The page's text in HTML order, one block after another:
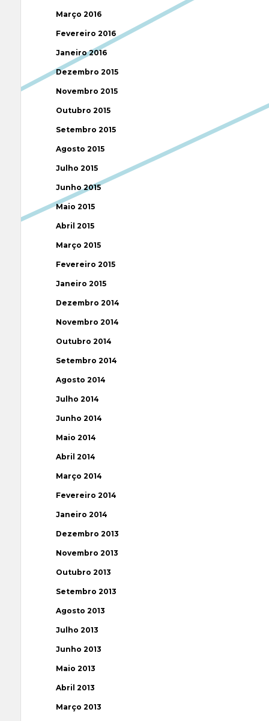
Março 2016
Fevereiro 2016
Janeiro 2016
Dezembro 2015
Novembro 2015
Outubro 2015
Setembro 2015
Agosto 2015
Julho 2015
Junho 2015
Maio 2015
Abril 2015
Março 2015
Fevereiro 2015
Janeiro 2015
Dezembro 2014
Novembro 2014
Outubro 2014
Setembro 2014
Agosto 2014
Julho 2014
Junho 2014
Maio 2014
Abril 2014
Março 2014
Fevereiro 2014
Janeiro 2014
Dezembro 2013
Novembro 2013
Outubro 2013
Setembro 2013
Agosto 2013
Julho 2013
Junho 2013
Maio 2013
Abril 2013
Março 2013